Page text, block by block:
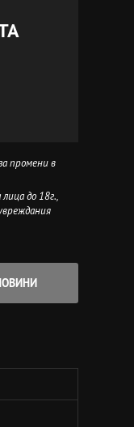
промени в
до 18г.,